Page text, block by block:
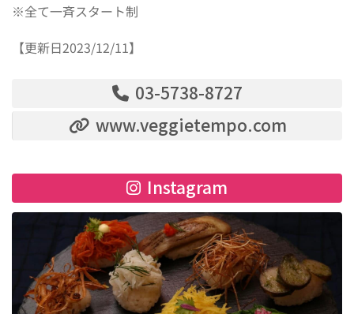
※全て一斉スタート制
【更新日2023/12/11】
03-5738-8727
www.veggietempo.com
Instagram